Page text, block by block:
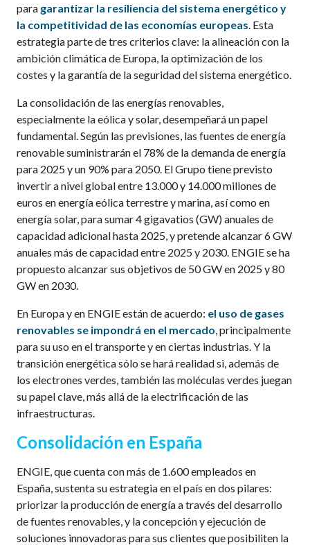
para garantizar la resiliencia del sistema energético y
la competitividad de las economías europeas. Esta
estrategia parte de tres criterios clave: la alineación con la
ambición climática de Europa, la optimización de los
costes y la garantía de la seguridad del sistema energético.
La consolidación de las energías renovables,
especialmente la eólica y solar, desempeñará un papel
fundamental. Según las previsiones, las fuentes de energía
renovable suministrarán el 78% de la demanda de energía
para 2025 y un 90% para 2050. El Grupo tiene previsto
invertir a nivel global entre 13.000 y 14.000 millones de
euros en energía eólica terrestre y marina, así como en
energía solar, para sumar 4 gigavatios (GW) anuales de
capacidad adicional hasta 2025, y pretende alcanzar 6 GW
anuales más de capacidad entre 2025 y 2030. ENGIE se ha
propuesto alcanzar sus objetivos de 50 GW en 2025 y 80
GW en 2030.
En Europa y en ENGIE están de acuerdo: el uso de gases
renovables se impondrá en el mercado, principalmente
para su uso en el transporte y en ciertas industrias. Y la
transición energética sólo se hará realidad si, además de
los electrones verdes, también las moléculas verdes juegan
su papel clave, más allá de la electrificación de las
infraestructuras.
Consolidación en España
ENGIE, que cuenta con más de 1.600 empleados en
España, sustenta su estrategia en el país en dos pilares:
priorizar la producción de energía a través del desarrollo
de fuentes renovables, y la concepción y ejecución de
soluciones innovadoras para sus clientes que posibiliten la